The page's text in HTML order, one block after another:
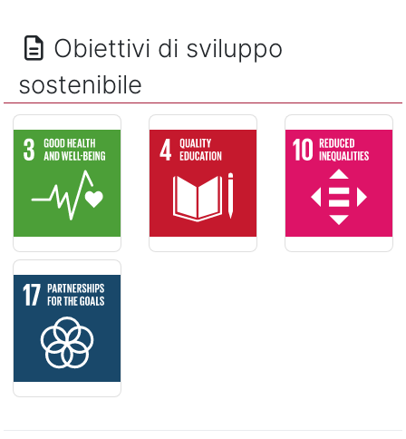
Obiettivi di sviluppo
sostenibile
SALUTE E BENESSERE - Assicurare la salute e il
ISTRUZIONE DI QUALITÁ -RIDURRE LE
PARTNERSHIP PER GLI OBIETTIVI - Rafforzare i mezzi di